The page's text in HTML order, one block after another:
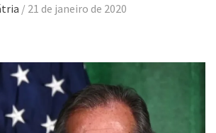
/ 21 de janeiro de 2020